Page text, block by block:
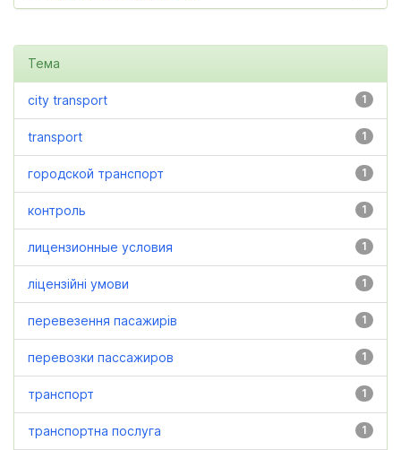
Тема
1
city transport
1
transport
1
городской транспорт
1
контроль
1
лицензионные условия
1
ліцензійні умови
1
перевезення пасажирів
1
перевозки пассажиров
1
транспорт
1
транспортна послуга